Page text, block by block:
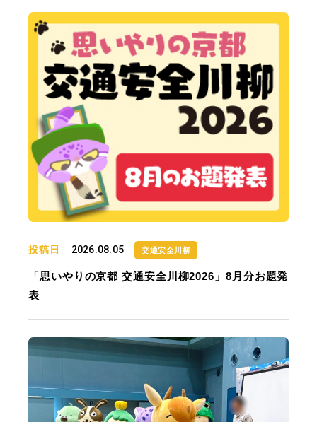
投稿日 2026.08.05 交通安全川柳
「思いやりの京都 交通安全川柳2026」8月分お題発
表